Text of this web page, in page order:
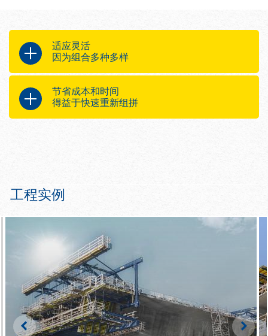
适应灵活
因为组合多种多样
通过可组合的可连接框架将设备利
用率最大化
节省成本和时间
得益于快速重新组拼
工程实例
Left